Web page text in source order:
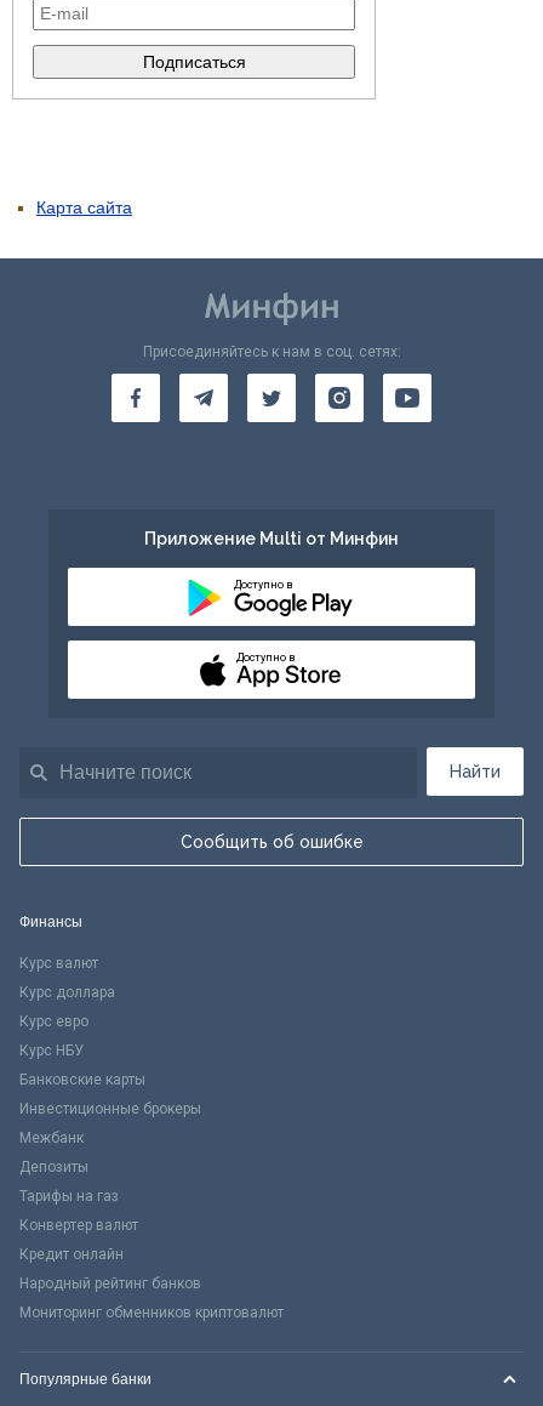
Карта сайта
Найти
Сообщить об ошибке
Присоединяйтесь к нам в соц. сетях:
Приложение Multi от Минфин
Доступно в
Доступно в
Финансы
Курс валют
Курс доллара
Курс евро
Курс НБУ
Банковские карты
Инвестиционные брокеры
Межбанк
Депозиты
Тарифы на газ
Конвертер валют
Кредит онлайн
Народный рейтинг банков
Мониторинг обменников криптовалют
Популярные банки